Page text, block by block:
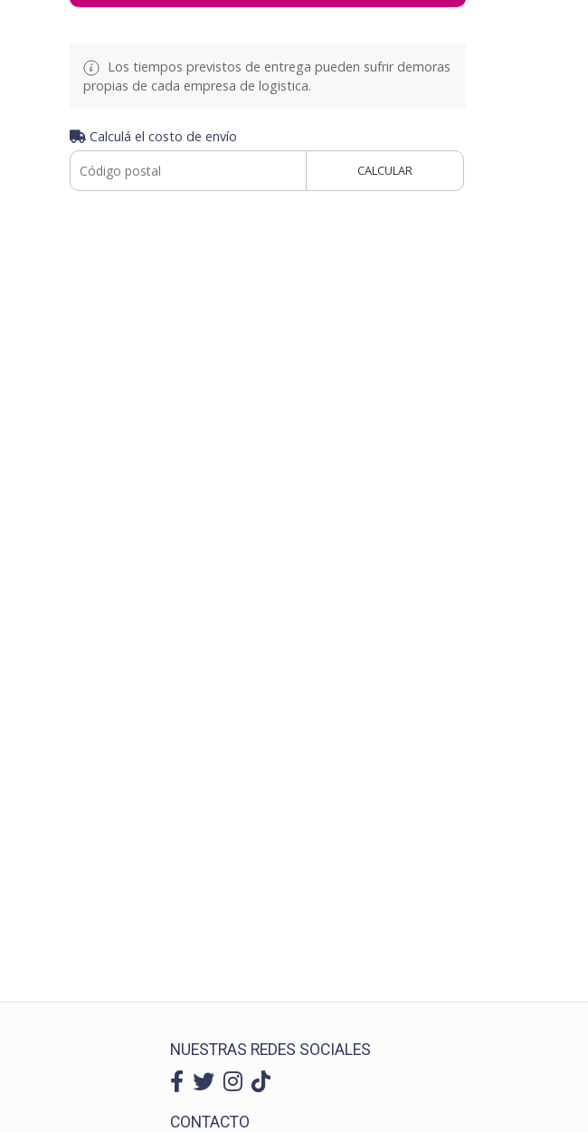
Los tiempos previstos de entrega pueden sufrir demoras
propias de cada empresa de logistica.
Calculá el costo de envío
CALCULAR
NUESTRAS REDES SOCIALES
CONTACTO